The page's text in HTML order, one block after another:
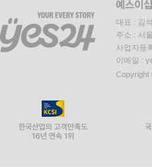
대표 : 김
주소 : 서
사업자등
이메일 :
Copyright